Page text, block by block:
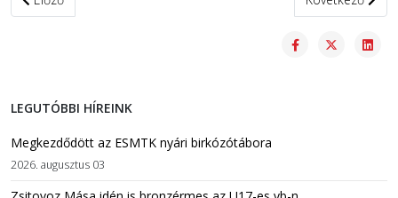
LEGUTÓBBI HÍREINK
Megkezdődött az ESMTK nyári birkózótábora
2026. augusztus 03